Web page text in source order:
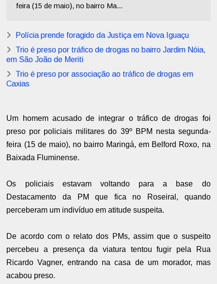
feira (15 de maio), no bairro Ma...
Polícia prende foragido da Justiça em Nova Iguaçu
Trio é preso por tráfico de drogas no bairro Jardim Nóia,
em São João de Meriti
Trio é preso por associação ao tráfico de drogas em
Caxias
Um homem acusado de integrar o tráfico de drogas foi
preso por policiais militares do 39º BPM nesta segunda-
feira (15 de maio), no bairro Maringá, em Belford Roxo, na
Baixada Fluminense.
Os policiais estavam voltando para a base do
Destacamento da PM que fica no Roseiral, quando
perceberam um indivíduo em atitude suspeita.
De acordo com o relato dos PMs, assim que o suspeito
percebeu a presença da viatura tentou fugir pela Rua
Ricardo Vagner, entrando na casa de um morador, mas
acabou preso.